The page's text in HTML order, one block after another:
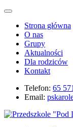
Strona główna
O nas
Grupy
Aktualności
Dla rodziców
Kontakt
Telefon: 65
Email: